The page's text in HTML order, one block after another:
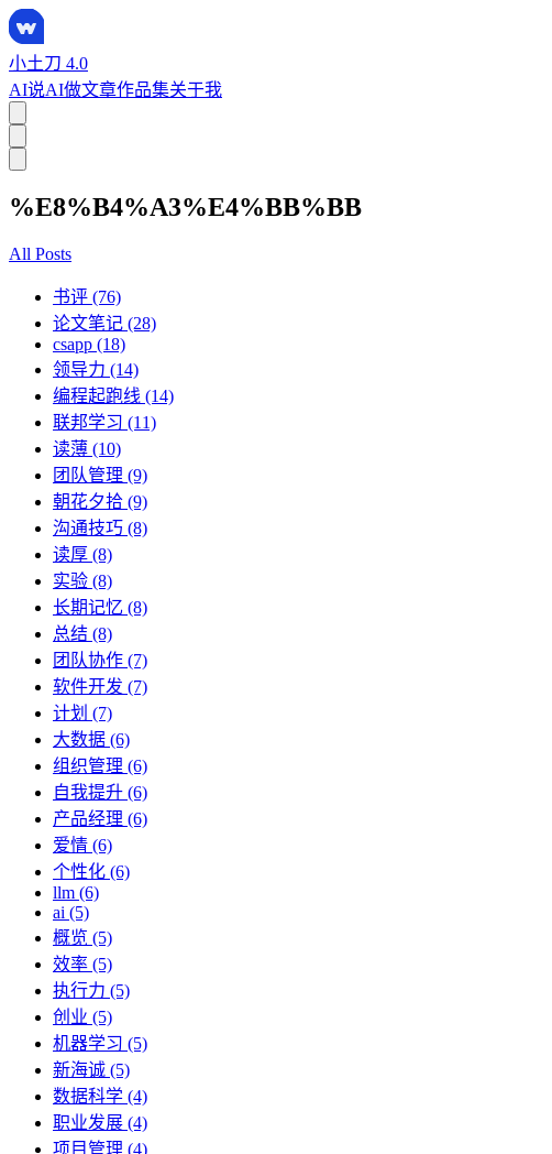
小土刀 4.0
AI说AI做文章作品集关于我
%E8%B4%A3%E4%BB%BB
All Posts
书评 (76)
论文笔记 (28)
csapp (18)
领导力 (14)
编程起跑线 (14)
联邦学习 (11)
读薄 (10)
团队管理 (9)
朝花夕拾 (9)
沟通技巧 (8)
读厚 (8)
实验 (8)
长期记忆 (8)
总结 (8)
团队协作 (7)
软件开发 (7)
计划 (7)
大数据 (6)
组织管理 (6)
自我提升 (6)
产品经理 (6)
爱情 (6)
个性化 (6)
llm (6)
ai (5)
概览 (5)
效率 (5)
执行力 (5)
创业 (5)
机器学习 (5)
新海诚 (5)
数据科学 (4)
职业发展 (4)
项目管理 (4)